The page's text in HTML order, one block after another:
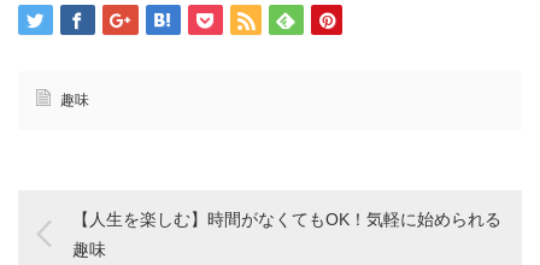
趣味
【人生を楽しむ】時間がなくてもOK！気軽に始められる
趣味